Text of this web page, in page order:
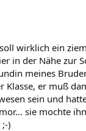
wirklich ein
in der Nähe zur
meines
Klasse, er muß
sein und
sie mochte
)